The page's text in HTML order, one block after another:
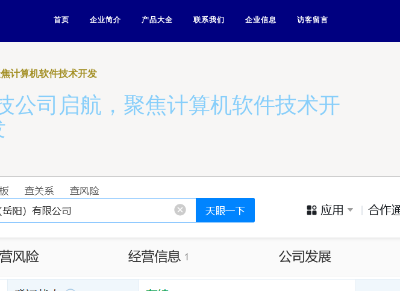
首页 企业简介 产品大全 联系我们 企业信息 访客留言
计算机软件技术开发
公司启航，聚焦计算机软件技术开